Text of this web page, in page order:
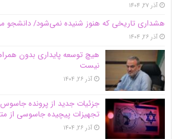
آذر ۲۷, ۱۴۰۴
هشداری تاریخی که هنوز شنیده نمی‌شود/ دانشجو
آذر ۲۶, ۱۴۰۴
هیچ توسعه پایداری بدون
نیست
آذر ۲۶, ۱۴۰۴
جزئیات جدید از پرونده
تجهیزات پیچیده جاسوسی از
آذر ۲۶, ۱۴۰۴